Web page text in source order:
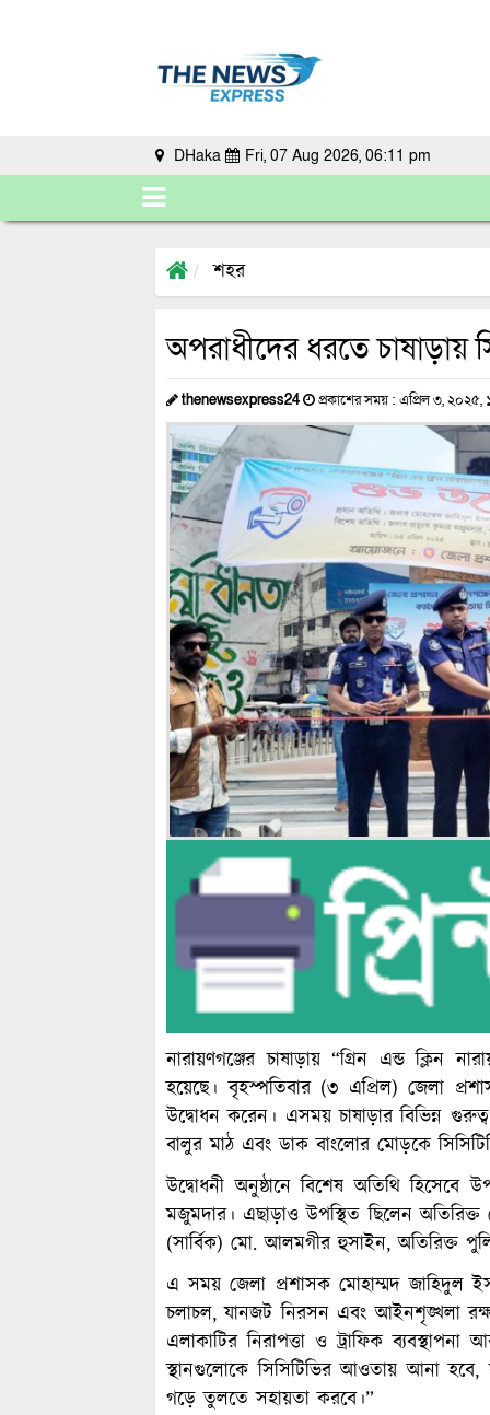
DHaka Fri, 07 Aug 2026, 06:11 pm
শহর
অপরাধীদের ধরতে চাষাড়ায়
thenewsexpress24 প্রকাশের সময় : এপ্রিল ৩, ২০২৫,
নারায়ণগঞ্জের চাষাড়ায় “গ্রিন এন্ড ক্লিন
হয়েছে। বৃহস্পতিবার (৩ এপ্রিল) জেলা
উদ্বোধন করেন। এসময় চাষাড়ার বিভিন্ন
বালুর মাঠ এবং ডাক বাংলোর মোড়কে
উদ্বোধনী অনুষ্ঠানে বিশেষ অতিথি হিসেবে
মজুমদার। এছাড়াও উপস্থিত ছিলেন অতিরিক্ত
(সার্বিক) মো. আলমগীর হুসাইন, অতিরিক্ত
এ সময় জেলা প্রশাসক মোহাম্মদ জাহিদুল
চলাচল, যানজট নিরসন এবং আইনশৃঙ্খলা
এলাকাটির নিরাপত্তা ও ট্রাফিক
স্থানগুলোকে সিসিটিভির আওতায় আনা
গড়ে তুলতে সহায়তা করবে।”